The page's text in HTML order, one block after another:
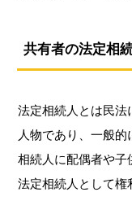
共有者の法定相
法定相続人とは民法
人物であり、一般
相続人に配偶者や子
法定相続人として権